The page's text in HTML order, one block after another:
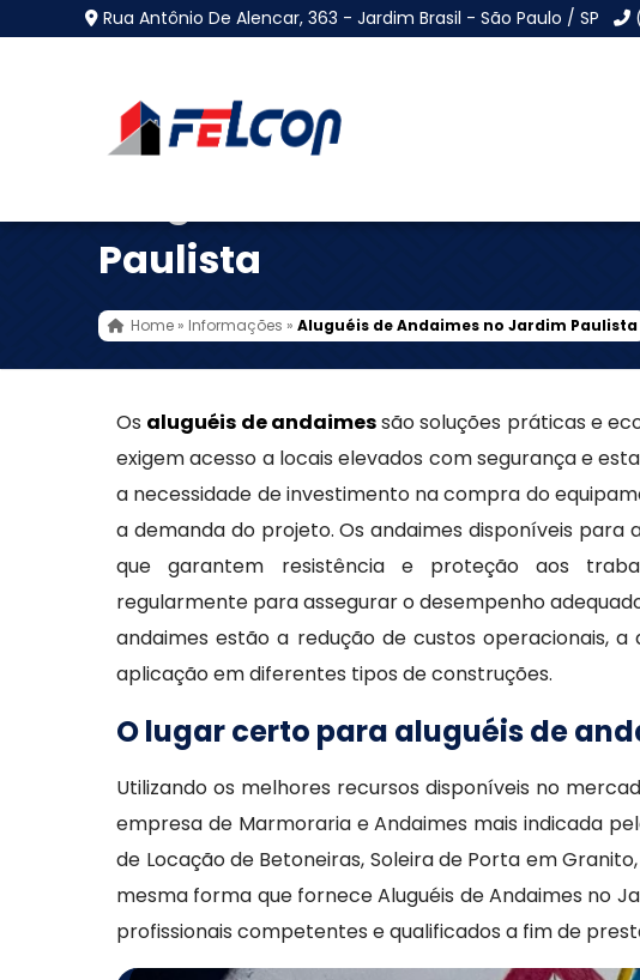
Rua Antônio De Alencar, 363 - Jardim Brasil - São Paulo / SP
Paulista
Home » Informações »Aluguéis de Andaimes no Jardim Paulista
Os aluguéis de andaimessão soluções práticas e
exigem acesso a locais elevados com segurança e
a necessidade de investimento na compra do
a demanda do projeto. Os andaimes disponíveis
que garantem resistência e proteção aos
regularmente para assegurar o desempenho
andaimes estão a redução de custos operacionais,
aplicação em diferentes tipos de construções.
O lugar certo para aluguéis de
Utilizando os melhores recursos disponíveis no
empresa de Marmoraria e Andaimes mais indicada
de Locação de Betoneiras, Soleira de Porta em
mesma forma que fornece Aluguéis de Andaimes no
profissionais competentes e qualificados a fim de